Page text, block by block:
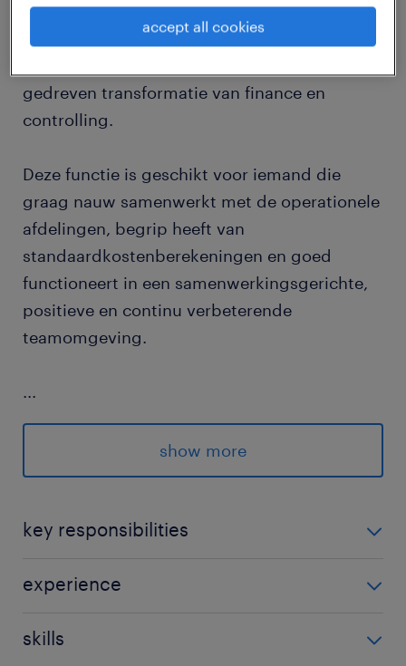
en SAP CO, die bovendien IT-gericht en
toekomstgericht is en graag een actieve
gedreven transformatie van finance en
controlling.
Deze functie is geschikt voor iemand die
graag nauw samenwerkt met de operationele
afdelingen, begrip heeft van
standaardkostenberekeningen en goed
functioneert in een samenwerkingsgerichte,
positieve en continu verbeterende
teamomgeving.
...
show more
key responsibilities
experience
skills
accept all cookies